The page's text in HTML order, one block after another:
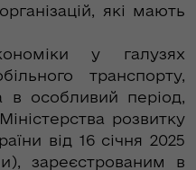
які мають
у галузях
транспорту,
в особливий період,
розвитку
від 16 січня 2025
зареєстрованим в